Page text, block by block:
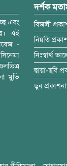
এবং
এই
-
মুভি
দর্শক
বিজলী
নিয়তি
নিঃস্বার্থ
ছায়া-ছবি
ডুব